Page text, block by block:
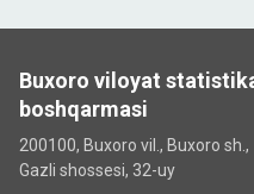
Buxoro viloyat
boshqarmasi
200100, Buxoro vil., Buxoro sh.,
Gazli shossesi, 32-uy